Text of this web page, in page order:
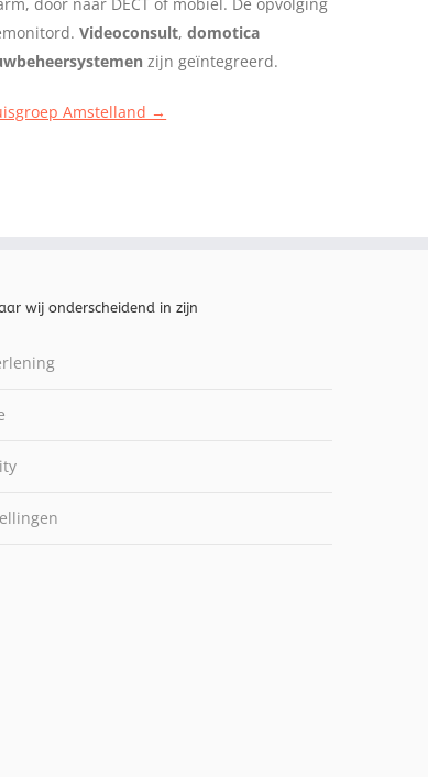
Videoconsult,domotica
zijn geïntegreerd.
Amstelland →
wij onderscheidend in zijn